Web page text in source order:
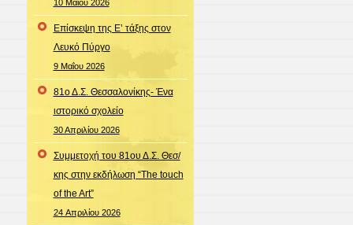
10 Μαΐου 2026
Επίσκεψη της Ε’ τάξης στον
Λευκό Πύργο
9 Μαΐου 2026
81ο Δ.Σ. Θεσσαλονίκης- Ένα
ιστορικό σχολείο
30 Απριλίου 2026
Συμμετοχή του 81ου Δ.Σ. Θεσ/
κης στην εκδήλωση “The touch
of the Art”
24 Απριλίου 2026